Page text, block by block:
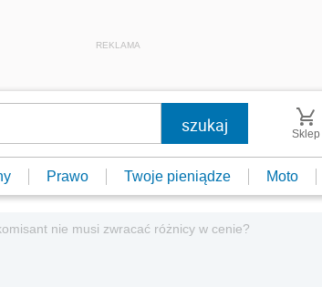
REKLAMA
Sklep
Prawo Twoje pieniądze Moto
nie musi zwracać różnicy w cenie?